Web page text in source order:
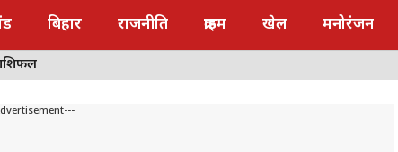
बिहार राजनीति क्राइम खेल मनोरंजन